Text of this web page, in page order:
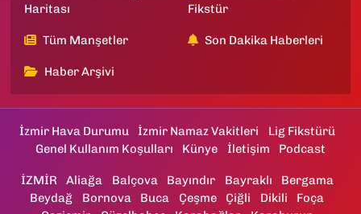
Haritası
Fikstür
Tüm Manşetler Son Dakika Haberleri
Haber Arşivi
İzmir Hava Durumu İzmir Namaz Vakitleri
Lig Fikstürü
Genel Kullanım Koşulları
Künye İletişim Podcast
İZMİR Aliağa Balçova Bayındır Bayraklı
Bergama
Beydağ
Bornova Buca Çeşme Çiğli Dikili
Foça